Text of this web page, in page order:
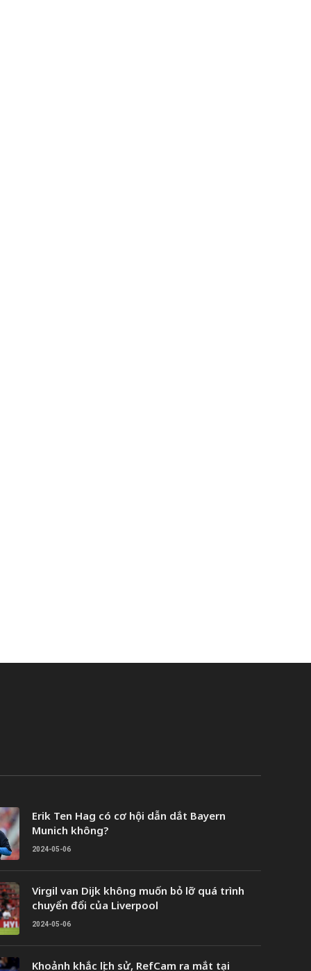
Erik Ten Hag có cơ hội dẫn dắt Bayern
Munich không?
2024-05-06
Virgil van Dijk không muốn bỏ lỡ quá trình
chuyển đổi của Liverpool
2024-05-06
Khoảnh khắc lịch sử, RefCam ra mắt tại